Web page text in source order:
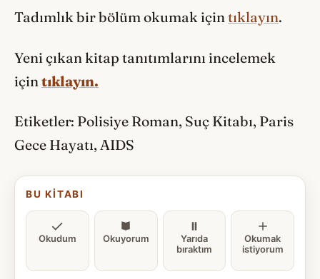
Tadımlık bir bölüm okumak içintıklayın.
Yeni çıkan kitap tanıtımlarını incelemek
için tıklayın.
Etiketler: Polisiye Roman, Suç Kitabı, Paris
Gece Hayatı, AIDS
BU KITABI
Okudum Okuyorum
Yarıda
bıraktım
Okumak
istiyorum